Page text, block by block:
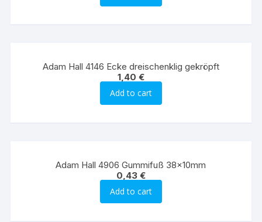
Adam Hall 4146 Ecke dreischenklig gekröpft
1,40 €
Add to cart
Adam Hall 4906 Gummifuß 38x10mm
0,43 €
Add to cart